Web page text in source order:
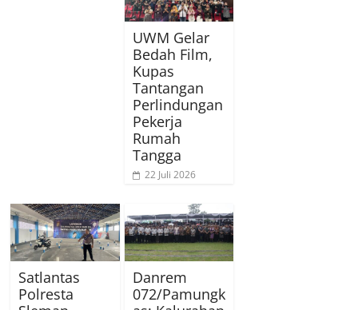
UWM Gelar
Bedah Film,
Kupas
Tantangan
Perlindungan
Pekerja
Rumah
Tangga
22 Juli 2026
Satlantas
Polresta
Danrem
072/Pamungk